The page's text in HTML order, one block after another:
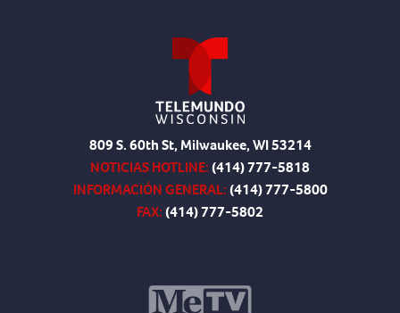
809 S. 60th St, Milwaukee, WI 53214
NOTICIAS HOTLINE:(414) 777-5818
INFORMACIÓN GENERAL:(414) 777-5800
FAX:(414) 777-5802